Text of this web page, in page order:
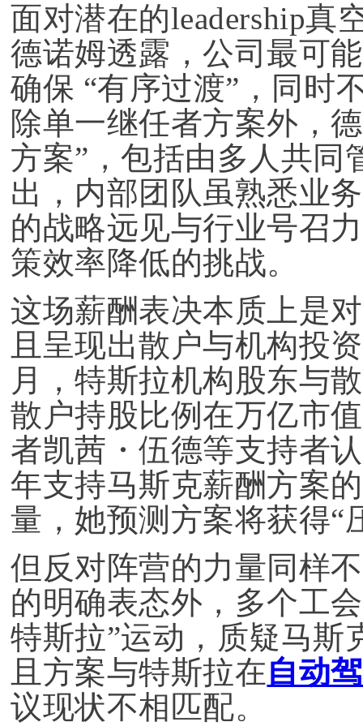
面对潜在的leadership真
德诺姆透露，公司最可
确保 “有序过渡”，同时
除单一继任者方案外，
方案”，包括由多人共同
出，内部团队虽熟悉业
的战略远见与行业号召
策效率降低的挑战。
这场薪酬表决本质上是
且呈现出散户与机构投
月，特斯拉机构股东与
散户持股比例在万亿市
者凯茜・伍德等支持者
年支持马斯克薪酬方案
量，她预测方案将获得“
但反对阵营的力量同样
的明确表态外，多个工
特斯拉”运动，质疑马斯
且方案与特斯拉在自动
议现状不相匹配。